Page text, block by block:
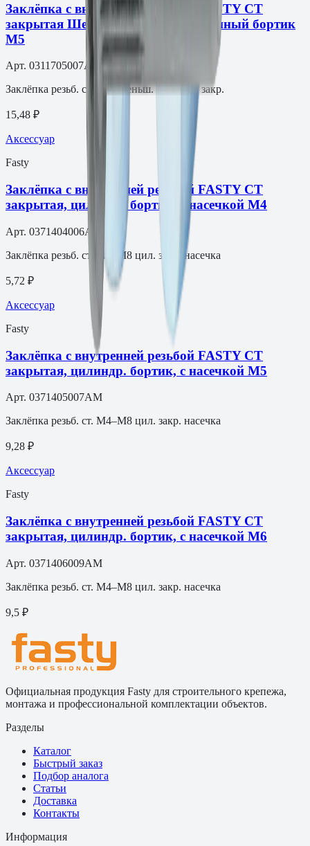
Заклёпка с внутренней резьбой FASTY СТ
закрытая Шестигранная, уменьшенный бортик
М5
Арт. 0311705007AM
Заклёпка резьб. ст. M5 уменьш. шестигр. закр.
15,48 ₽
Аксессуар
Fasty
Заклёпка с внутренней резьбой FASTY СТ
закрытая, цилиндр. бортик, с насечкой М4
Арт. 0371404006AM
Заклёпка резьб. ст. M4–M8 цил. закр. насечка
5,72 ₽
Аксессуар
Fasty
Заклёпка с внутренней резьбой FASTY СТ
закрытая, цилиндр. бортик, с насечкой М5
Арт. 0371405007AM
Заклёпка резьб. ст. M4–M8 цил. закр. насечка
9,28 ₽
Аксессуар
Fasty
Заклёпка с внутренней резьбой FASTY СТ
закрытая, цилиндр. бортик, с насечкой М6
Арт. 0371406009AM
Заклёпка резьб. ст. M4–M8 цил. закр. насечка
9,5 ₽
Официальная продукция Fasty для строительного крепежа,
монтажа и профессиональной комплектации объектов.
Разделы
Каталог
Быстрый заказ
Подбор аналога
Статьи
Доставка
Контакты
Информация